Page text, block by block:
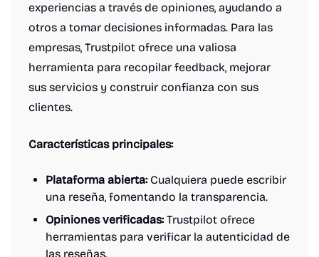
experiencias a través de opiniones, ayudando a
otros a tomar decisiones informadas. Para las
empresas, Trustpilot ofrece una valiosa
herramienta para recopilar feedback, mejorar
sus servicios y construir confianza con sus
clientes.
Características principales:
Plataforma abierta:Cualquiera puede escribir
una reseña, fomentando la transparencia.
Opiniones verificadas:Trustpilot ofrece
herramientas para verificar la autenticidad de
las reseñas.